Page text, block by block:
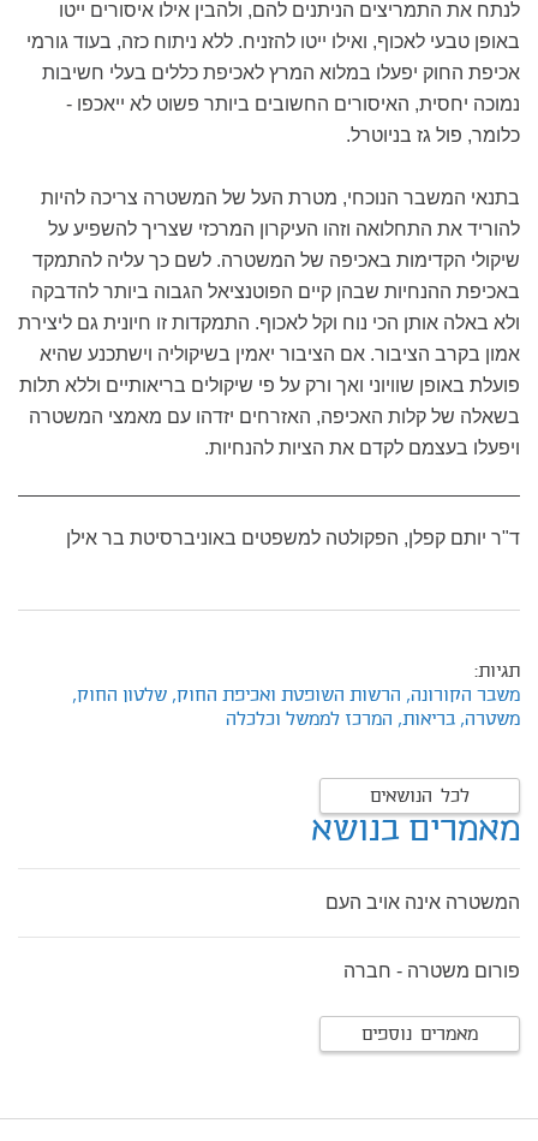
לנתח את התמריצים הניתנים להם, ולהבין אילו איסורים ייטו
באופן טבעי לאכוף, ואילו ייטו להזניח. ללא ניתוח כזה, בעוד גורמי
אכיפת החוק יפעלו במלוא המרץ לאכיפת כללים בעלי חשיבות
נמוכה יחסית, האיסורים החשובים ביותר פשוט לא ייאכפו -
כלומר, פול גז בניוטרל.
בתנאי המשבר הנוכחי, מטרת העל של המשטרה צריכה להיות
להוריד את התחלואה וזהו העיקרון המרכזי שצריך להשפיע על
שיקולי הקדימות באכיפה של המשטרה. לשם כך עליה להתמקד
באכיפת ההנחיות שבהן קיים הפוטנציאל הגבוה ביותר להדבקה
ולא באלה אותן הכי נוח וקל לאכוף. התמקדות זו חיונית גם ליצירת
אמון בקרב הציבור. אם הציבור יאמין בשיקוליה וישתכנע שהיא
פועלת באופן שוויוני ואך ורק על פי שיקולים בריאותיים וללא תלות
בשאלה של קלות האכיפה, האזרחים יזדהו עם מאמצי המשטרה
ויפעלו בעצמם לקדם את הציות להנחיות.
ד"ר יותם קפלן, הפקולטה למשפטים באוניברסיטת בר אילן
תגיות:
משבר הקורונה, הרשות השופטת ואכיפת החוק, שלטון החוק,
משטרה, בריאות, המרכז לממשל וכלכלה
לכל הנושאים
מאמרים בנושא
המשטרה אינה אויב העם
פורום משטרה - חברה
מאמרים נוספים